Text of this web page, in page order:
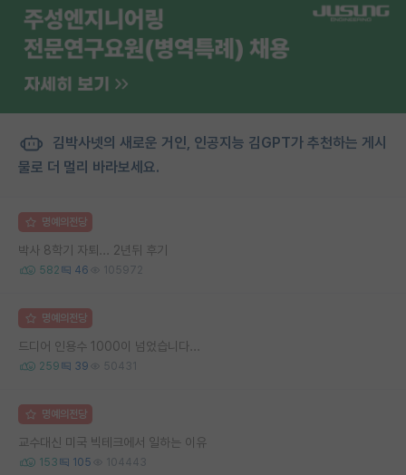
김박사넷의 새로운 거인, 인공지능 김GPT가 추천하는 게시
물로 더 멀리 바라보세요.
명예의전당
박사 8학기 자퇴... 2년뒤 후기
582 46 105972
명예의전당
드디어 인용수 1000이 넘었습니다...
259 39 50431
명예의전당
교수대신 미국 빅테크에서 일하는 이유
153 105 104443